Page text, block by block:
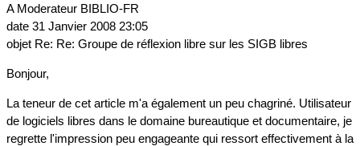
A Moderateur BIBLIO-FR
date 31 Janvier 2008 23:05
objet Re: Re: Groupe de réflexion libre sur les SIGB libres
Bonjour,
La teneur de cet article m'a également un peu chagriné. Utilisateur
de logiciels libres dans le domaine bureautique et documentaire, je
regrette l'impression peu engageante qui ressort effectivement à la